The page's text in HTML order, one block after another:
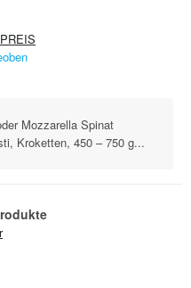
Mozzarella Spinat
Kroketten, 450 – 750 g...